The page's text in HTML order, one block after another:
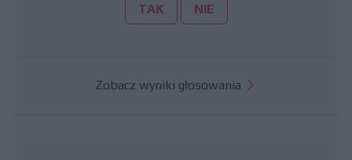
TAK NIE
Zobacz wyniki głosowania